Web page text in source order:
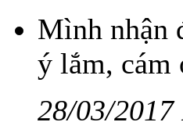
Mình nhận
ý lắm, cám
28/03/2017